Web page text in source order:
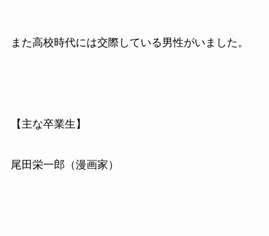
また高校時代には交際している男性がいました。
【主な卒業生】
尾田栄一郎（漫画家）